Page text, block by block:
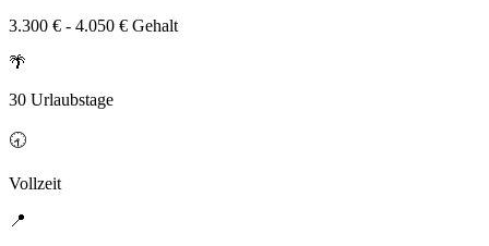
3.300 € - 4.050 € Gehalt
🌴
30 Urlaubstage
🕣
Vollzeit
📍